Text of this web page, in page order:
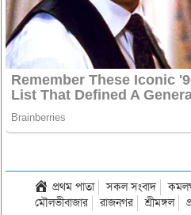
প্রথম পাতা সকল সংবাদ
মৌলভীবাজার
রাজনগর শ্রীমঙ্গল